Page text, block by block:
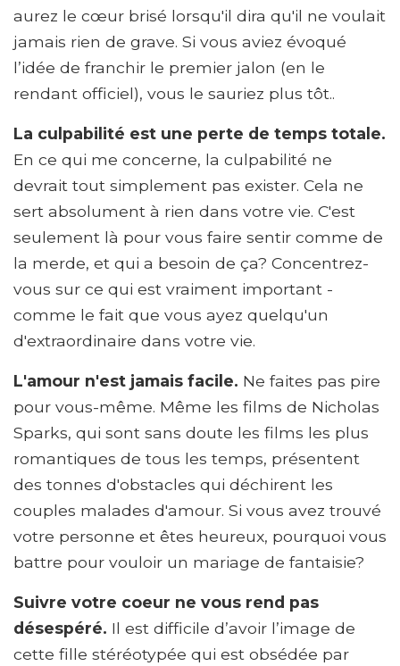
aurez le cœur brisé lorsqu'il dira qu'il ne voulait
jamais rien de grave. Si vous aviez évoqué
l’idée de franchir le premier jalon (en le
rendant officiel), vous le sauriez plus tôt..
La culpabilité est une perte de temps totale.
En ce qui me concerne, la culpabilité ne
devrait tout simplement pas exister. Cela ne
sert absolument à rien dans votre vie. C'est
seulement là pour vous faire sentir comme de
la merde, et qui a besoin de ça? Concentrez-
vous sur ce qui est vraiment important -
comme le fait que vous ayez quelqu'un
d'extraordinaire dans votre vie.
L'amour n'est jamais facile. Ne faites pas pire
pour vous-même. Même les films de Nicholas
Sparks, qui sont sans doute les films les plus
romantiques de tous les temps, présentent
des tonnes d'obstacles qui déchirent les
couples malades d'amour. Si vous avez trouvé
votre personne et êtes heureux, pourquoi vous
battre pour vouloir un mariage de fantaisie?
Suivre votre coeur ne vous rend pas
désespéré. Il est difficile d’avoir l’image de
cette fille stéréotypée qui est obsédée par